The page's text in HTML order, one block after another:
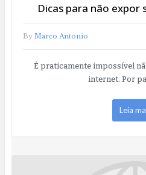
Dicas para não expor
By Marco Antonio
É praticamente impossível
internet. Por
Leia